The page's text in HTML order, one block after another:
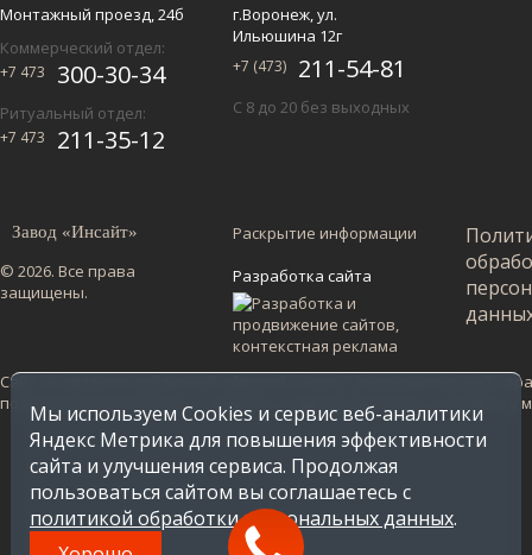
Монтажный проезд, 24б
Коммерческий отдел:
+7 473 300-30-34
Ритуальный отдел:
+7 473 211-35-12
г.Воронеж, ул.
Ильюшина 12г
+7 (473) 211-54-81
С 8 до 20 без выходных
Завод «Инсайт»
© 2026. Все права
защищены.
Раскрытие информации
Разработка сайта
Сайт не является публичной офертой и несет ознакомительный
по Воронежской области. Стоимость в других регионах уточняйте
Мы используем Cookies и сервис веб-аналитики
Яндекс Метрика для повышения эффективности
сайта и улучшения сервиса. Продолжая
пользоваться сайтом вы соглашаетесь с
политикой обработки персональных данных.